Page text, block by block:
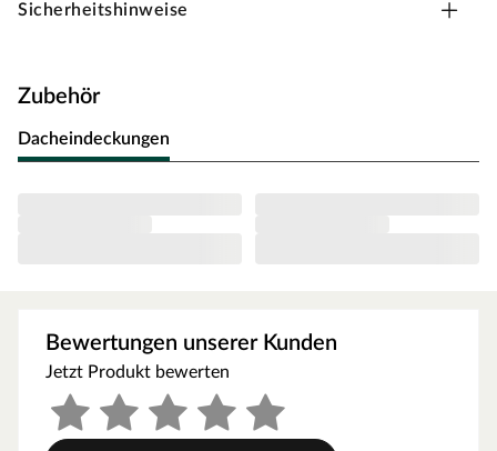
Kletterwand
Bei diesem Spielturm steht viel Bewegung auf dem
Programm. Ein eigenes Abenteuerland für dein Kind für
jede Menge Spiel und Spaß! Das Außenmaß dieses
darauf, dass die Höhe des Spielturmes zum Alter bzw.
zur Größe deines Kindes passt. Die erhöhte
Spielgeräteplattform hat eine Podesthöhe von 126 cm.
Ausstattung/Lieferumfang
Sicherheitshinweise
Zubehör
Dacheindeckungen
Bewertungen unserer Kunden
Jetzt Produkt bewerten